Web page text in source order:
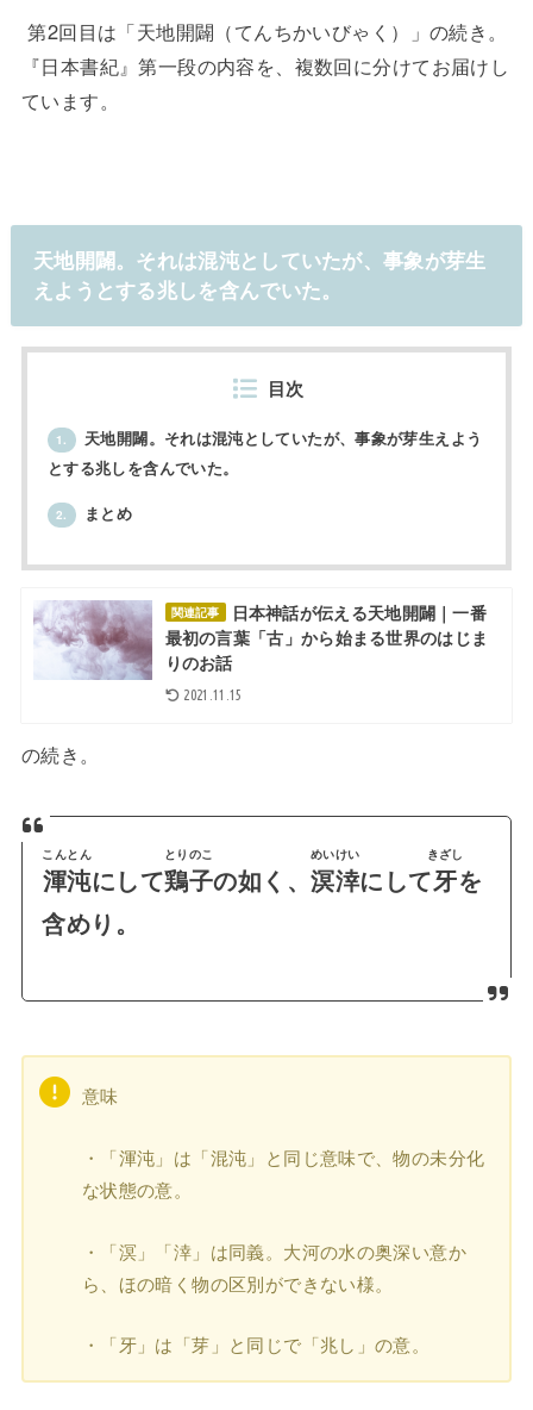
第2回目は「天地開闢（てんちかいびゃく）」の続き。
『日本書紀』第一段の内容を、複数回に分けてお届けし
ています。
天地開闢。それは混沌としていたが、事象が芽生
えようとする兆しを含んでいた。
目次
1.
天地開闢。それは混沌としていたが、事象が芽生えよう
とする兆しを含んでいた。
2. まとめ
関連記事
日本神話が伝える天地開闢｜一番
最初の言葉「古」から始まる世界のはじま
りのお話
2021.11.15
の続き。
渾沌
こんとん
にして鶏子
とりのこ
の如く、 溟涬
めいけい
にして牙
きざし
を
含めり。
意味
・「渾沌」は「混沌」と同じ意味で、物の未分化
な状態の意。
・「溟」「涬」は同義。大河の水の奥深い意か
ら、ほの暗く物の区別ができない様。
・「牙」は「芽」と同じで「兆し」の意。